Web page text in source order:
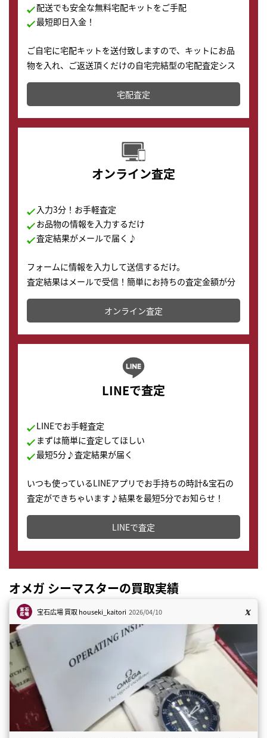
配送でも安全な無料宅配キットをご手配
最短即日入金！
ご自宅に宅配キットを送付致しますので、キットにお品
物を入れ、ご返送頂くだけの自宅完結型の宅配査定シス
テムです。
配送でも簡単&安全に査定・買取に出すことが可能で
す。
宅配査定
オンライン査定
入力3分！お手軽査定
お品物の情報を入力するだけ
査定結果がメールで届く♪
フォームに情報を入力して送信するだけ。
査定結果はメールで受信！簡単にお持ちの査定金額が分
かります。
オンライン査定
LINEで査定
LINEでお手軽査定
まずは簡単に査定してほしい
最短5分♪査定結果が届く
いつも使っているLINEアプリでお手持ちの時計&宝石の
査定ができちゃいます♪結果を最短5分でお知らせ！
どこからでもすぐに査定金額を知ることが出来ます。
LINEで査定
オメガ シーマスターの買取実績
宝石広場 買取houseki_kaitori 2026/04/10